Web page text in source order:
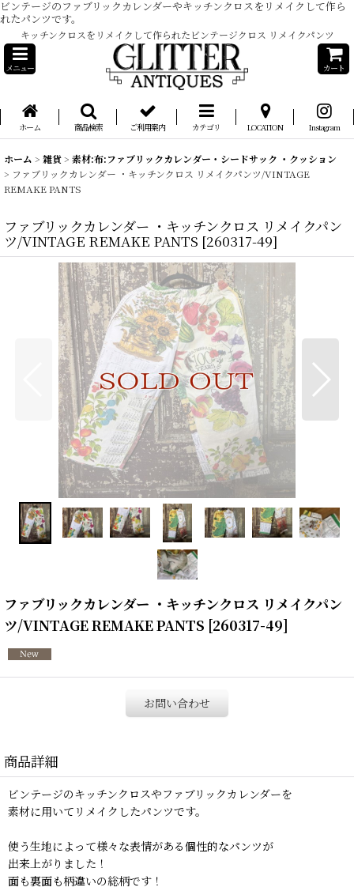
ビンテージのファブリックカレンダーやキッチンクロスをリメイクして作ら
れたパンツです。
キッチンクロスをリメイクして作られたビンテージクロス リメイクパンツ
メニュー カート
ホーム 商品検索 ご利用案内 カテゴリ LOCATION Instagram
ホーム > 雑貨> 素材:布:ファブリックカレンダー・シードサック ・クッション
> ファブリックカレンダー ・キッチンクロス リメイクパンツ/VINTAGE
REMAKE PANTS
ファブリックカレンダー ・キッチンクロス リメイクパン
ツ/VINTAGE REMAKE PANTS [260317-49]
ファブリックカレンダー ・キッチンクロス リメイクパン
ツ/VINTAGE REMAKE PANTS [260317-49]
お問い合わせ
商品詳細
ビンテージのキッチンクロスやファブリックカレンダーを
素材に用いてリメイクしたパンツです。
使う生地によって様々な表情がある個性的なパンツが
出来上がりました！
面も裏面も柄違いの総柄です！